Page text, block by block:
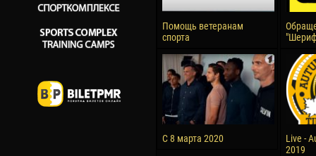
Помощь ветеранам
спорта
С 8 марта 2020
Live -
2019